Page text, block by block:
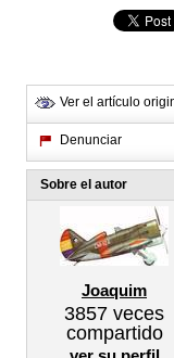
Ver el artículo
Denunciar
Sobre el autor
Joaquim
3857 veces
compartido